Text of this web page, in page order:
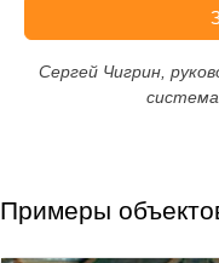
Сергей Чигрин,
Примеры